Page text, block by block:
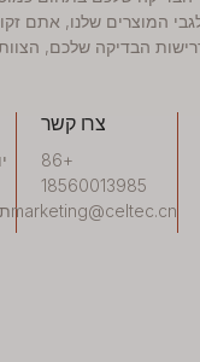
המוצרים שלנו, אתם
הבדיקה שלכם,
צרו קשר
+86
18560013985
marketing@celtec.cn